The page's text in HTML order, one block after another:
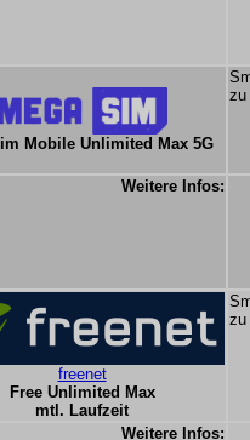
Mobile Unlimited Max 5G
zu
Weitere Infos:
freenet
Free Unlimited Max
mtl. Laufzeit
zu
Weitere Infos: